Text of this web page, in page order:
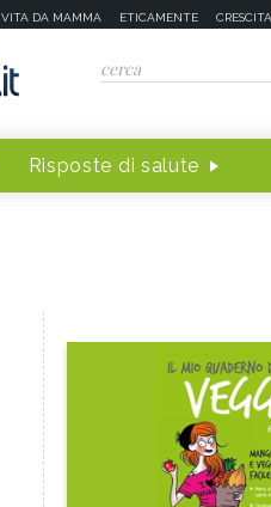
VITA DA MAMMA ETICAMENTE
Risposte di salute